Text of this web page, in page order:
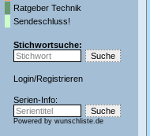
Ratgeber Technik
Sendeschluss!
Stichwortsuche:
Login/Registrieren
Serien-Info:
Powered by wunschliste.de